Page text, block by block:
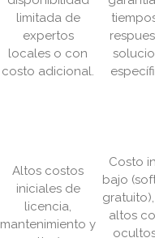
limitada de
expertos
locales o con
costo adicional.
Altos costos
iniciales de
licencia,
mantenimiento y
Costo
bajo
altos